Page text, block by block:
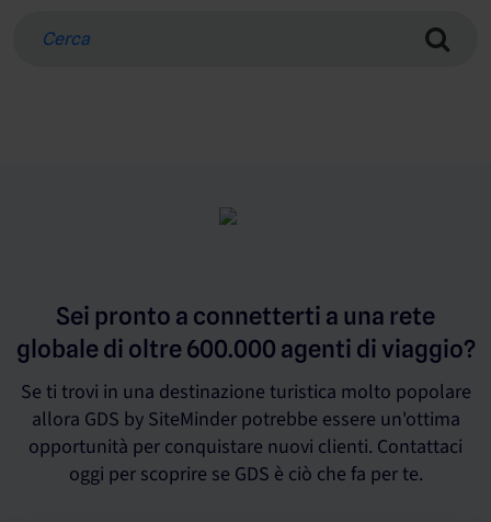
Sei pronto a connetterti a una rete
globale di oltre 600.000 agenti di viaggio?
Se ti trovi in una destinazione turistica molto popolare
allora GDS by SiteMinder potrebbe essere un'ottima
opportunità per conquistare nuovi clienti. Contattaci
oggi per scoprire se GDS è ciò che fa per te.